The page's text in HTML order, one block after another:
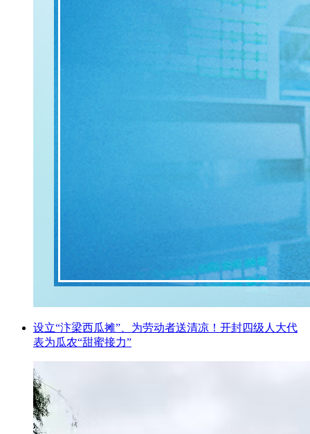
设立“汴梁西瓜摊”、为劳动者送清凉！开封四级人大代
表为瓜农“甜蜜接力”